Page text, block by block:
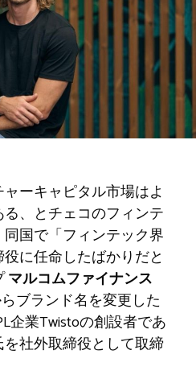
ーキャピタル市場はよ
、とチェコのフィンテ
国で「フィンテック界
に任命したばかりだと
マルコムファイナンス
ブランド名を変更した
企業Twistoの創設者であ
社外取締役として取締